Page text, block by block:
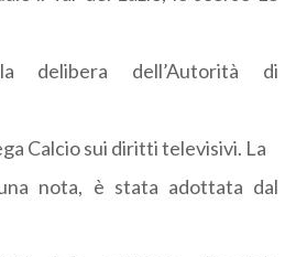
delibera dell’Autorità di
Calcio sui diritti televisivi. La
nota, è stata adottata dal